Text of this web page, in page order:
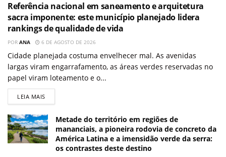
Referência nacional em saneamento e arquitetura
sacra imponente: este município planejado lidera
rankings de qualidade de vida
POR ANA 6 DE AGOSTO DE 2026
Cidade planejada costuma envelhecer mal. As avenidas
largas viram engarrafamento, as áreas verdes reservadas no
papel viram loteamento e o...
LEIA MAIS
Metade do território em regiões de
mananciais, a pioneira rodovia de concreto da
América Latina e a imensidão verde da serra:
os contrastes deste destino